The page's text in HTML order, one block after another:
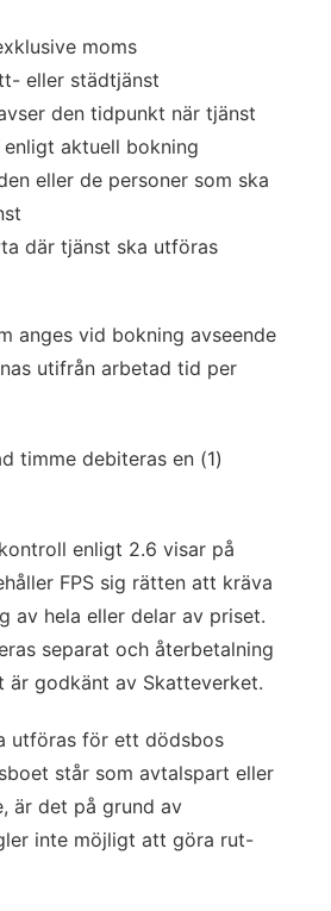
moms
eller städtjänst
den tidpunkt när tjänst
aktuell bokning
eller de personer som ska
där tjänst ska utföras
anges vid bokning avseende
utifrån arbetad tid per
timme debiteras en (1)
enligt 2.6 visar på
FPS sig rätten att kräva
av hela eller delar av priset.
separat och återbetalning
är godkänt av Skatteverket.
utföras för ett dödsbos
står som avtalspart eller
är det på grund av
inte möjligt att göra rut-